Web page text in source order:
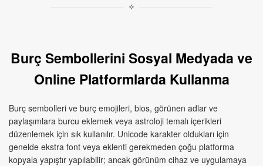
✧
Burç Sembollerini Sosyal Medyada ve
Online Platformlarda Kullanma
Burç sembolleri ve burç emojileri, bios, görünen adlar ve
paylaşımlara burcu eklemek veya astroloji temalı içerikleri
düzenlemek için sık kullanılır. Unicode karakter oldukları için
genelde ekstra font veya eklenti gerekmeden çoğu platforma
kopyala yapıştır yapılabilir; ancak görünüm cihaz ve uygulamaya